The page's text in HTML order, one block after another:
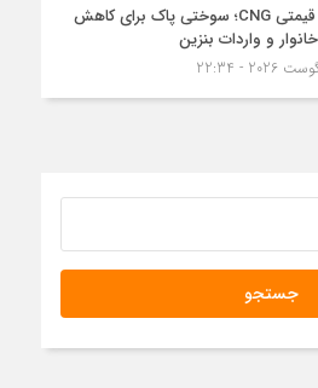
مزیت قیمتی CNG؛ سوختی پاک برای کاهش
و واردات بنزین